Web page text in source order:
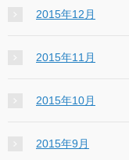
2015年12月
2015年11月
2015年10月
2015年9月